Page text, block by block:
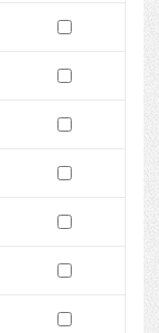
Pokaż podgląd wersji z dnia
Zaznacz wersję do
Pokaż podgląd wersji z dnia
Zaznacz wersję do
Pokaż podgląd wersji z dnia
Zaznacz wersję do
Pokaż podgląd wersji z dnia
Zaznacz wersję do
Pokaż podgląd wersji z dnia
Zaznacz wersję do
Pokaż podgląd wersji z dnia
Zaznacz wersję do
Pokaż podgląd wersji z dnia
Zaznacz wersję do